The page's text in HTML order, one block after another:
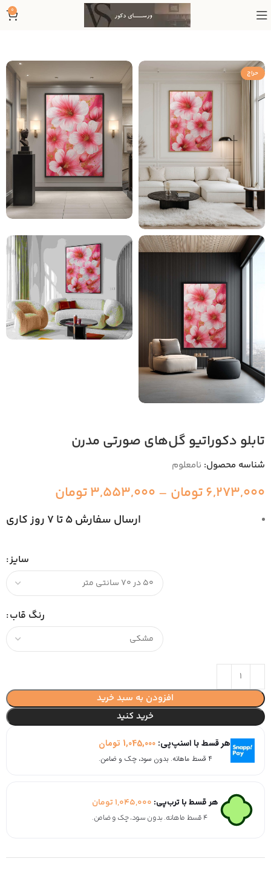
0
حراج
تابلو دکوراتیو گل‌های صورتی مدرن
شناسه محصول: نامعلوم
6,273,000تومان –
3,553,000تومان
ارسال سفارش 5 تا 7 روز کاری
سایز
رنگ قاب
افزودن به سبد خرید
خرید کنید
هر قسط با اسنپ‌پی:1,045,000 تومان
۴ قسط ماهانه. بدون سود، چک و ضامن.
هر قسط با ترب‌پی: 1,045,000تومان
۴ قسط ماهانه. بدون سود، چک و ضامن.